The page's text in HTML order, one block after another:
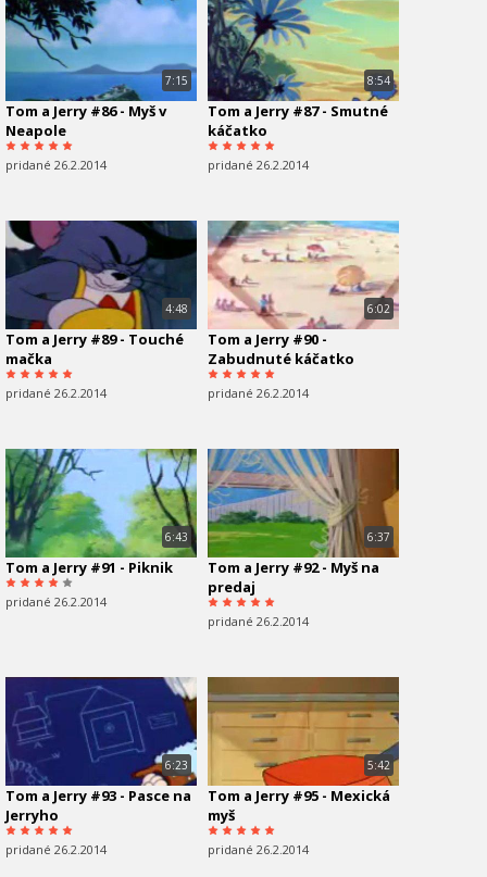
7:15
Tom a Jerry #86 - Myš v
Neapole
pridané 26.2.2014
8:54
Tom a Jerry #87 - Smutné
káčatko
pridané 26.2.2014
4:48
Tom a Jerry #89 - Touché
mačka
pridané 26.2.2014
6:02
Tom a Jerry #90 -
Zabudnuté káčatko
pridané 26.2.2014
6:43
Tom a Jerry #91 - Piknik
pridané 26.2.2014
6:37
Tom a Jerry #92 - Myš na
predaj
pridané 26.2.2014
6:23
Tom a Jerry #93 - Pasce na
Jerryho
pridané 26.2.2014
5:42
Tom a Jerry #95 - Mexická
myš
pridané 26.2.2014